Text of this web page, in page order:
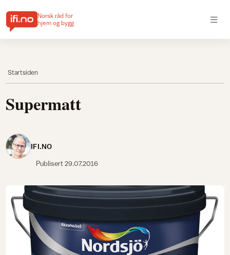
Norsk råd for
hjem og bygg
Startsiden
Supermatt
IFI.NO
Publisert29.07.2016